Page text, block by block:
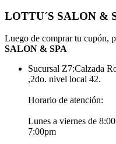
LOTTU´S SALON &
Luego de comprar tu cupón,
SALON & SPA
Sucursal Z7:Calzada
,2do. nivel local 42.
Horario de atención:
Lunes a viernes de
7:00pm